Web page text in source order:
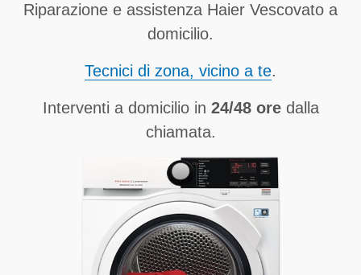
Riparazione e assistenza Haier Vescovato a
domicilio.
Tecnici di zona, vicino a te.
Interventi a domicilio in 24/48 oredalla
chiamata.